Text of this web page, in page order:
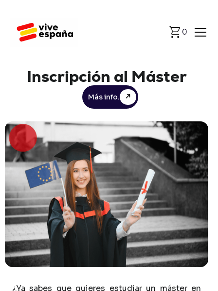
0
Inscripción al Máster
Más info.
¿Ya sabes que quieres estudiar un máster en